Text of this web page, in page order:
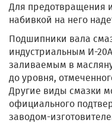
Для предотвращения
набивкой на него
Подшипники вала
индустриальным И-
заливаемым в
до уровня,
Другие виды смазки
официального
заводом-